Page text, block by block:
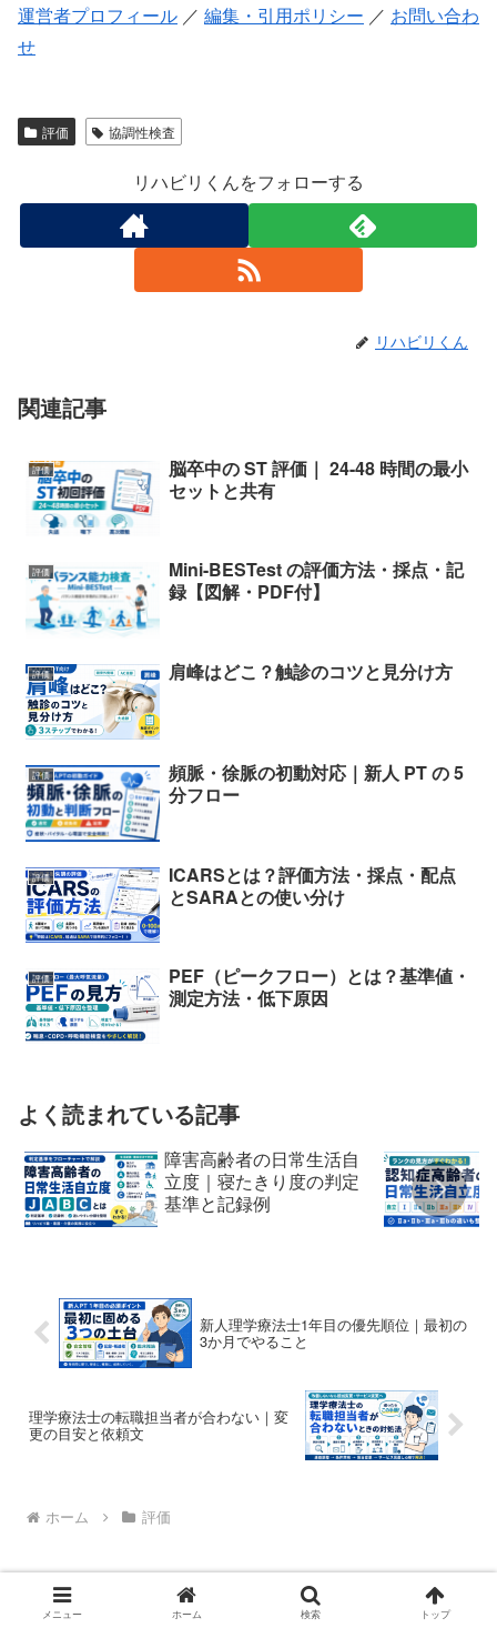
運営者プロフィール ／ 編集・引用ポリシー ／ お問い合わ
せ
評価 協調性検査
リハビリくんをフォローする
リハビリくん
関連記事
評価
脳卒中の ST 評価｜ 24-48 時間の最小
セットと共有
評価
Mini-BESTest の評価方法・採点・記
録【図解・PDF付】
評価 肩峰はどこ？触診のコツと見分け方
評価
頻脈・徐脈の初動対応｜新人 PT の 5
分フロー
評価
ICARSとは？評価方法・採点・配点
とSARAとの使い分け
評価
PEF（ピークフロー）とは？基準値・
測定方法・低下原因
よく読まれている記事
障害高齢者の日常生活自
立度｜寝たきり度の判定
基準と記録例
新人理学療法士1年目の優先順位｜最初の
3か月でやること
理学療法士の転職担当者が合わない｜変
更の目安と依頼文
ホーム 評価
メニュー ホーム 検索 トップ